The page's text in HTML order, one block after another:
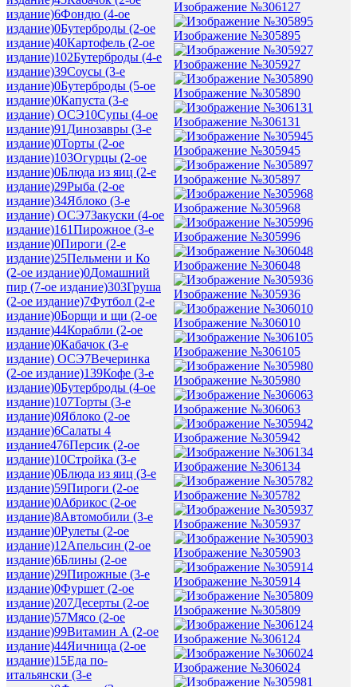
издание)6Фондю (4-ое
издание)0Бутерброды (2-ое
издание)40Картофель (2-ое
издание)102Бутерброды (4-е
издание)39Соусы (3-е
издание)0Бутерброды (5-ое
издание)0Капуста (3-е
издание) ОСЭ10Супы (4-ое
издание)91Динозавры (3-е
издание)0Торты (2-ое
издание)103Огурцы (2-ое
издание)0Блюда из яиц (2-е
издание)29Рыба (2-ое
издание)34Яблоко (3-е
издание) ОСЭ7Закуски (4-ое
издание)161Пирожное (3-е
издание)0Пироги (2-е
издание)25Пельмени и Ко
(2-ое издание)0Домашний
пир (7-ое издание)303Груша
(2-ое издание)7Футбол (2-е
издание)0Борщи и щи (2-ое
издание)44Корабли (2-ое
издание)0Кабачок (3-е
издание) ОСЭ7Вечеринка
(2-ое издание)139Кофе (3-е
издание)0Бутерброды (4-ое
издание)107Торты (3-е
издание)0Яблоко (2-ое
издание)6Салаты 4
издание476Персик (2-ое
издание)10Стройка (3-е
издание)0Блюда из яиц (3-е
издание)59Пироги (2-ое
издание)0Абрикос (2-ое
издание)8Автомобили (3-е
издание)0Рулеты (2-ое
издание)12Апельсин (2-ое
издание)6Блины (2-ое
издание)29Пирожные (3-е
издание)0Фуршет (2-ое
издание)207Десерты (2-ое
издание)57Мясо (2-ое
издание)99Витамин А (2-ое
издание)44Яичница (2-ое
издание)15Еда по-
итальянски (3-е
Изображение №306127
Изображение №305895
Изображение №305927
Изображение №305890
Изображение №306131
Изображение №305945
Изображение №305897
Изображение №305968
Изображение №305996
Изображение №306048
Изображение №305936
Изображение №306010
Изображение №306105
Изображение №305980
Изображение №306063
Изображение №305942
Изображение №306134
Изображение №305782
Изображение №305937
Изображение №305903
Изображение №305914
Изображение №305809
Изображение №306124
Изображение №306024